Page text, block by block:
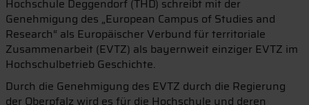
Hochschule Deggendorf (THD) schreibt mit der
Genehmigung des „European Campus of Studies and
Research“ als Europäischer Verbund für territoriale
Zusammenarbeit (EVTZ) als bayernweit einziger EVTZ im
Hochschulbetrieb Geschichte.
Durch die Genehmigung des EVTZ durch die Regierung
der Oberpfalz wird es für die Hochschule und deren